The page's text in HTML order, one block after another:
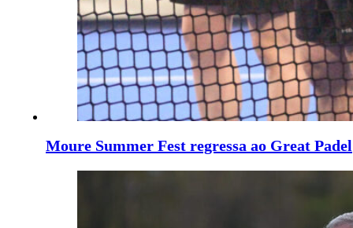
Moure Summer Fest regressa ao Great Padel